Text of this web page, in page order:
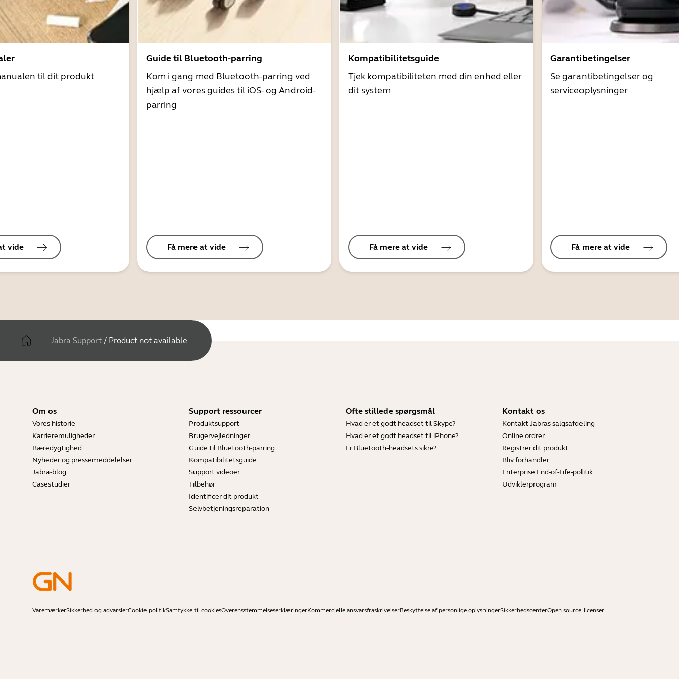
til dit produkt
vide
Guide til Bluetooth-parring
Kom i gang med Bluetooth-parring ved
hjælp af vores guides til iOS- og Android-
parring
Få mere at vide
Kompatibilitetsguide
Tjek kompatibiliteten med din enhed eller
dit system
Få mere at vide
Garantibetingelser
Se garantibetingelser og
serviceoplysninger
Få mere at vide
Jabra Support / Product not available
Om os
Vores historie
Karrieremuligheder
Bæredygtighed
Nyheder og pressemeddelelser
Jabra-blog
Casestudier
Support ressourcer
Produktsupport
Brugervejledninger
Guide til Bluetooth-parring
Kompatibilitetsguide
Support videoer
Tilbehør
Identificer dit produkt
Selvbetjeningsreparation
Ofte stillede spørgsmål
Hvad er et godt headset til Skype?
Hvad er et godt headset til iPhone?
Er Bluetooth-headsets sikre?
Kontakt os
Kontakt Jabras salgsafdeling
Online ordrer
Registrer dit produkt
Bliv forhandler
Enterprise End-of-Life-politik
Udviklerprogram
VaremærkerSikkerhed og advarslerCookie-politikSamtykke til cookiesOverensstemmelseserklæringerKommercielle ansvarsfraskrivelserBeskyttelse af personlige oplysningerSikkerhedscenterOpen source-licenser